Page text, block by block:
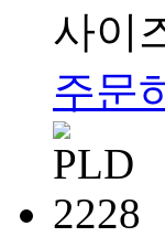
사이
주문